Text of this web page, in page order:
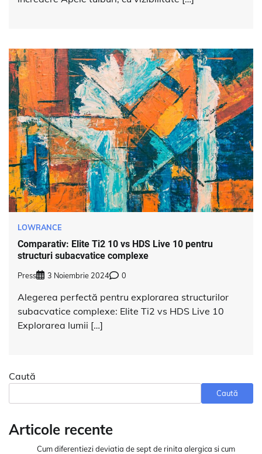
LOWRANCE
Comparativ: Elite Ti2 10 vs HDS Live 10 pentru
structuri subacvatice complexe
Press 3 Noiembrie 2024 0
Alegerea perfectă pentru explorarea structurilor
subacvatice complexe: Elite Ti2 vs HDS Live 10
Explorarea lumii […]
Caută
Caută
Articole recente
Cum diferentiezi deviatia de sept de rinita alergica si cum